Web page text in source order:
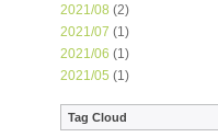
2021/08 (2)
2021/07 (1)
2021/06 (1)
2021/05 (1)
Tag Cloud